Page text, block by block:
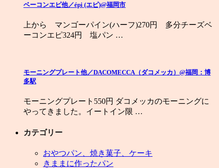
ベーコンエピ他／épi (エピ)@福岡市
上から マンゴーパイン(ハーフ)270円 多分チーズベ
ーコンエピ324円 塩パン …
モーニングプレート他／DACOMECCA（ダコメッカ）@福岡：博
多駅
モーニングプレート550円 ダコメッカのモーニングに
やってきました。イートイン限 …
カテゴリー
おやつパン、焼き菓子、ケーキ
きままに作ったパン